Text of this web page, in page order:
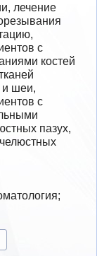
лечение
с
костей
и шеи,
с
пазух,